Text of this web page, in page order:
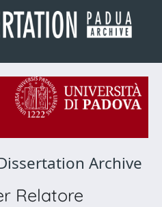
Archive
Relatore